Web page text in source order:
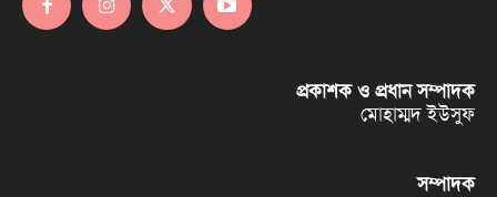
প্রকাশক ও প্রধান সম্পাদক
মোহাম্মদ ইউসুফ
সম্পাদক